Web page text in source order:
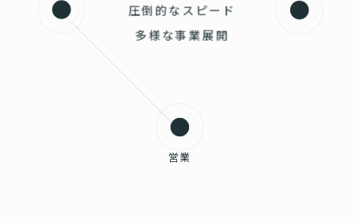
営業
圧倒的なスピード
多様な事業展開